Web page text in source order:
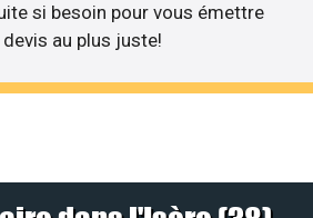
si besoin pour vous émettre
devis au plus juste!